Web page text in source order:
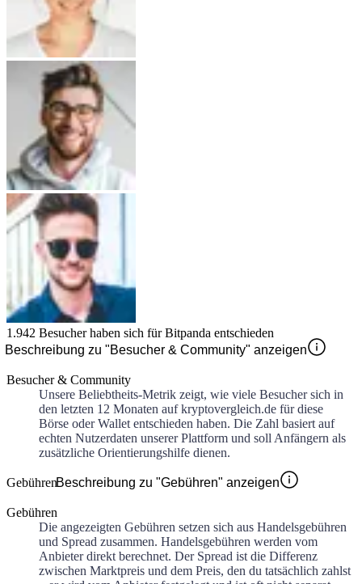
1.942 Besucher haben sich fürBitpanda entschieden
Beschreibung zu "Besucher & Community" anzeigen
Besucher & Community
Unsere Beliebtheits-Metrik zeigt, wie viele Besucher sich in
den letzten 12 Monaten auf kryptovergleich.de für diese
Börse oder Wallet entschieden haben. Die Zahl basiert auf
echten Nutzerdaten unserer Plattform und soll Anfängern als
zusätzliche Orientierungshilfe dienen.
GebührenBeschreibung zu "Gebühren" anzeigen
Gebühren
Die angezeigten Gebühren setzen sich aus Handelsgebühren
und Spread zusammen. Handelsgebühren werden vom
Anbieter direkt berechnet. Der Spread ist die Differenz
zwischen Marktpreis und dem Preis, den du tatsächlich zahlst